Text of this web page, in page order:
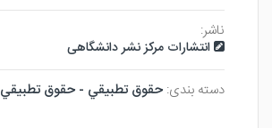
ناشر:
انتشارات مرکز نشر دانشگاهی
دسته بندی: حقوق تطبيقي - حقوق تطبيقي